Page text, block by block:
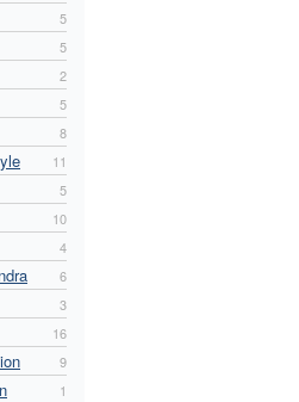
5
5
2
5
8
11
5
10
4
6
3
16
9
1